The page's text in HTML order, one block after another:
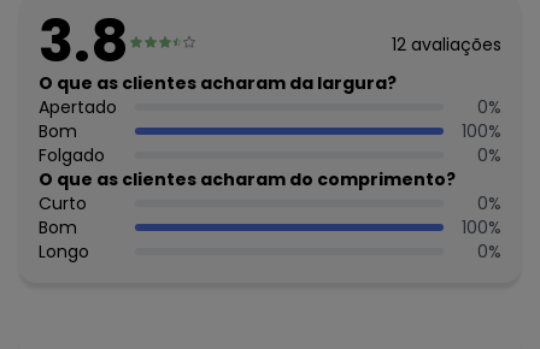
Decote costas: Redondo
Modelo da manga: Muscle Tee
Comprimento: Tradicional
Material: Malha de Algodão
Estação: Ano Inteiro
Situação de Uso: Trabalho
Composição Material: 100% Algodão
Histórico de preços
O preço apresentado abaixo é o menor oferecido em
3.8 12 avaliações
O que as clientes acharam da largura?
Apertado
0%
Bom
100%
Folgado
0%
O que as clientes acharam do comprimento?
Curto
0%
Bom
100%
Longo
0%